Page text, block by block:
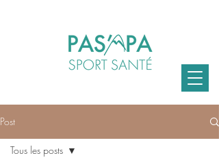
Post
Tous les posts